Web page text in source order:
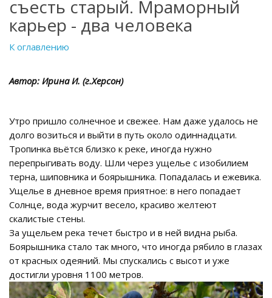
съесть старый. Мраморный
карьер - два человека
К оглавлению
Автор: Ирина И. (г.Херсон)
Утро пришло солнечное и свежее. Нам даже удалось не
долго возиться и выйти в путь около одиннадцати.
Тропинка вьётся близко к реке, иногда нужно
перепрыгивать воду. Шли через ущелье с изобилием
терна, шиповника и боярышника. Попадалась и ежевика.
Ущелье в дневное время приятное: в него попадает
Солнце, вода журчит весело, красиво желтеют
скалистые стены.
За ущельем река течет быстро и в ней видна рыба.
Боярышника стало так много, что иногда рябило в глазах
от красных одеяний. Мы спускались с высот и уже
достигли уровня 1100 метров.